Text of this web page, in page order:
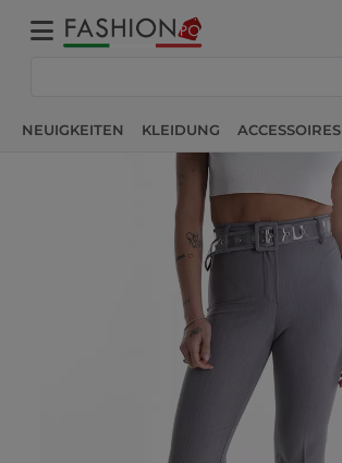
NEUIGKEITEN KLEIDUNG ACCESSOIRES